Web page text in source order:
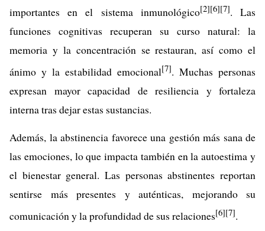
importantes en el sistema inmunológico[2][6][7]. Las
funciones cognitivas recuperan su curso natural: la
memoria y la concentración se restauran, así como el
ánimo y la estabilidad emocional[7]. Muchas personas
expresan mayor capacidad de resiliencia y fortaleza
interna tras dejar estas sustancias.
Además, la abstinencia favorece una gestión más sana de
las emociones, lo que impacta también en la autoestima y
el bienestar general. Las personas abstinentes reportan
sentirse más presentes y auténticas, mejorando su
comunicación y la profundidad de sus relaciones[6][7].